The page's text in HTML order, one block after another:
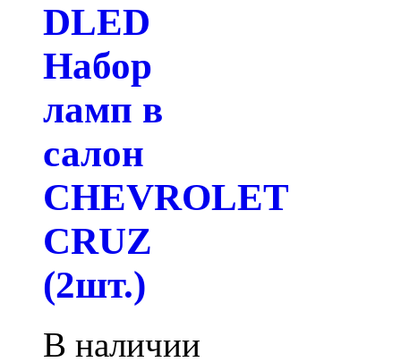
DLED
Набор
ламп в
салон
CHEVROLET
CRUZ
(2шт.)
В наличии